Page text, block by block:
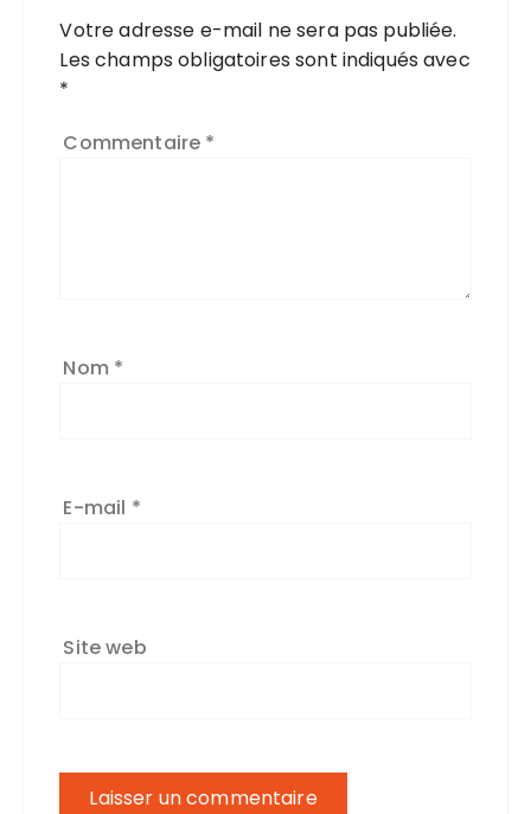
Votre adresse e-mail ne sera pas publiée.
Les champs obligatoires sont indiqués avec
*
Commentaire *
Nom *
E-mail *
Site web